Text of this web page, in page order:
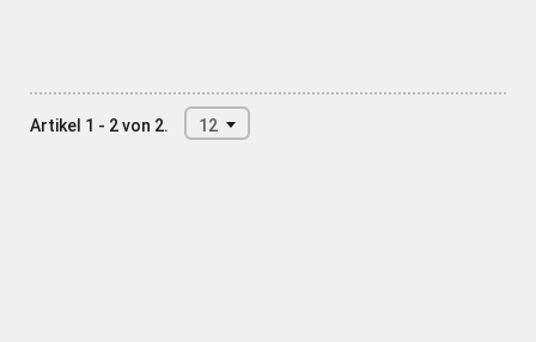
Artikel 1 - 2 von 2. 12